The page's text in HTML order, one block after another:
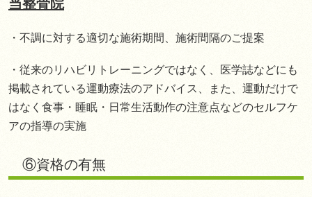
当整骨院
・不調に対する適切な施術期間、施術間隔のご提案
・従来のリハビリトレーニングではなく、医学誌などにも
掲載されている運動療法のアドバイス、また、運動だけで
はなく食事・睡眠・日常生活動作の注意点などのセルフケ
アの指導の実施
⑥資格の有無